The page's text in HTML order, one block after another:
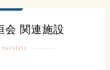
会 関連施設
facility